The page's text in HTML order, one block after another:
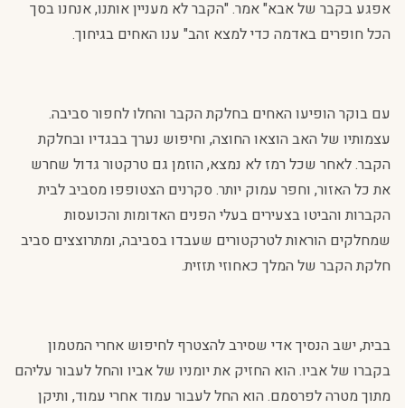
אפגע בקבר של אבא" אמר. "הקבר לא מעניין אותנו, אנחנו בסך
הכל חופרים באדמה כדי למצא זהב" ענו האחים בגיחוך.
עם בוקר הופיעו האחים בחלקת הקבר והחלו לחפור סביבה.
עצמותיו של האב הוצאו החוצה, וחיפוש נערך בבגדיו ובחלקת
הקבר. לאחר שכל רמז לא נמצא, הוזמן גם טרקטור גדול שחרש
את כל האזור, וחפר עמוק יותר. סקרנים הצטופפו מסביב לבית
הקברות והביטו בצעירים בעלי הפנים האדומות והכועסות
שמחלקים הוראות לטרקטורים שעבדו בסביבה, ומתרוצצים סביב
חלקת הקבר של המלך כאחוזי תזזית.
בבית, ישב הנסיך אדי שסירב להצטרף לחיפוש אחרי המטמון
בקברו של אביו. הוא החזיק את יומניו של אביו והחל לעבור עליהם
מתוך מטרה לפרסמם. הוא החל לעבור עמוד אחרי עמוד, ותיקן